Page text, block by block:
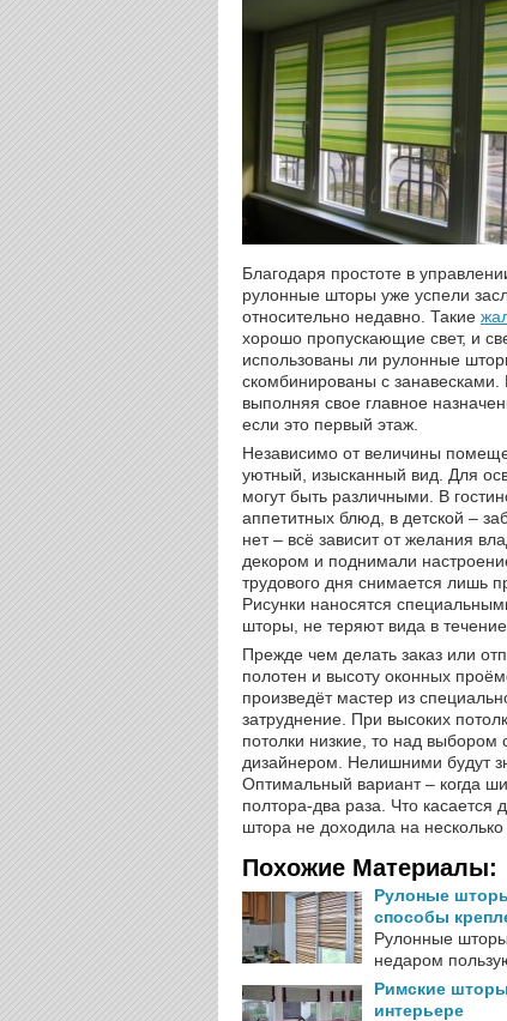
Благодаря простоте в
рулонные шторы уже успели
относительно недавно. Такие
хорошо пропускающие свет, и
использованы ли рулонные
скомбинированы с
выполняя свое главное
если это первый этаж.
Независимо от величины
уютный, изысканный вид. Для
могут быть различными. В
аппетитных блюд, в детской –
нет – всё зависит от желания
декором и поднимали
трудового дня снимается лишь
Рисунки наносятся
шторы, не теряют вида в течение
Прежде чем делать заказ или
полотен и высоту оконных
произведёт мастер из
затруднение. При высоких
потолки низкие, то над выбором
дизайнером. Нелишними будут
Оптимальный вариант – когда
полтора-два раза. Что
штора не доходила на
Похожие Материалы:
Рулоные
способы
Рулонные
недаром
Римские
интерьере